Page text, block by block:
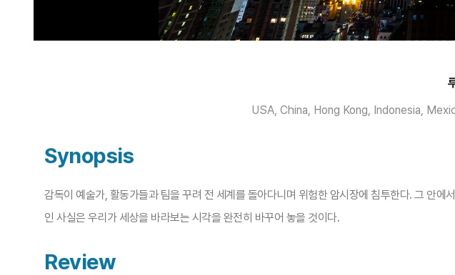
USA, China, Hong Kong, Indonesia,
Synopsis
감독이 예술가, 활동가들과 팀을 꾸려 전 세계를 돌아다니며 위험한 암시장에 침투한다. 그 안
인 사실은 우리가 세상을 바라보는 시각을 완전히 바꾸어 놓을 것이다.
Review